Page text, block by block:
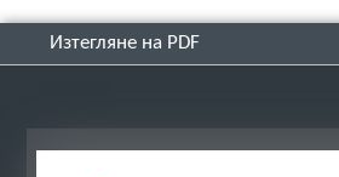
Изтегляне на PDF